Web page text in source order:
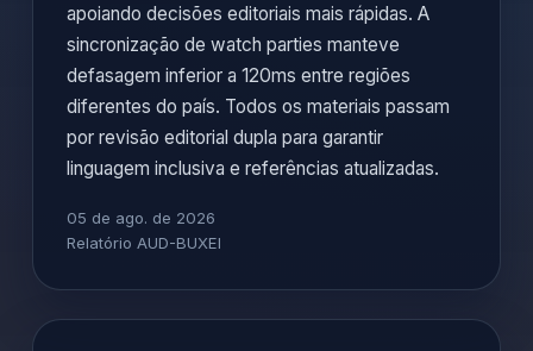
apoiando decisões editoriais mais rápidas. A
sincronização de watch parties manteve
defasagem inferior a 120ms entre regiões
diferentes do país. Todos os materiais passam
por revisão editorial dupla para garantir
linguagem inclusiva e referências atualizadas.
05 de ago. de 2026
Relatório AUD-BUXEI